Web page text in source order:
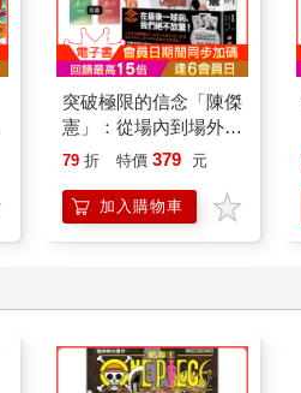
突破極限的信念「陳傑
憲」：從場內到場外，
台灣隊長全力以赴的堅
「日常私服小卡組」）
79 折 特價 379 元
加入購物車